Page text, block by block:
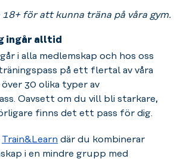
18+ för att kunna träna på våra gym.
ingår alltid
i alla medlemskap och hos oss
på ett flertal av våra
30 olika typer av
Oavsett om du vill bli starkare,
finns det ett pass för dig.
Train&Learn där du kombinerar
i en mindre grupp med